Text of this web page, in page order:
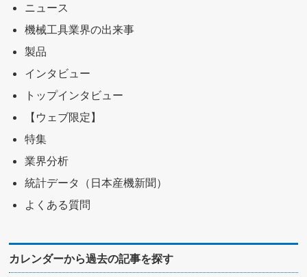
ニュース
機械工具業界の出来事
製品
インタビュー
トップインタビュー
【ウェブ限定】
特集
業界分析
統計データ（日本産機新聞）
よくある質問
カレンダーから過去の記事を探す